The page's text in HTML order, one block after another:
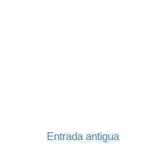
Entrada antigua